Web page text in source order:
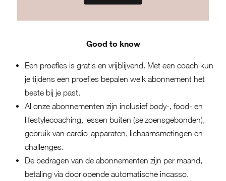
Good to know
Een proeflesis gratis en vrijblijvend. Met een coach kun
je tijdens een proefles bepalen welk abonnement het
beste bij je past.
Al onze abonnementen zijn inclusief body-, food- en
lifestylecoaching, lessen buiten (seizoensgebonden),
gebruik van cardio-apparaten, lichaamsmetingen en
challenges.
De bedragen van de abonnementen zijn per maand,
betaling via doorlopende automatische incasso.